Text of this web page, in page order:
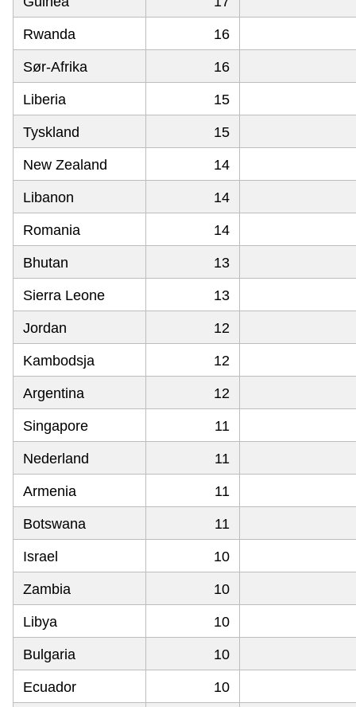
Rwanda 16
Sør-Afrika 16
Liberia 15
Tyskland 15
New Zealand 14
Libanon 14
Romania 14
Bhutan 13
Sierra Leone 13
Jordan 12
Kambodsja 12
Argentina 12
Singapore 11
Nederland 11
Armenia 11
Botswana 11
Israel 10
Zambia 10
Libya 10
Bulgaria 10
Ecuador 10